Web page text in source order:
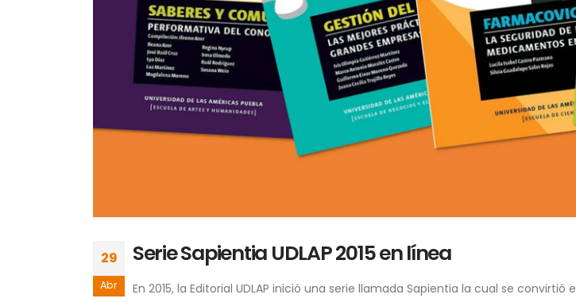
29
Abr
Serie Sapientia UDLAP 2015 en línea
En 2015, la Editorial UDLAP inició una serie llamada Sapientia la cual se